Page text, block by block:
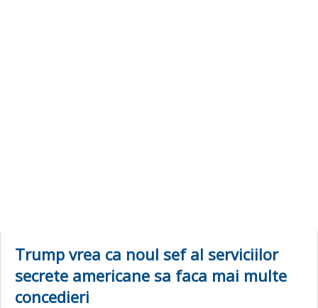
Trump vrea ca noul sef al serviciilor
secrete americane sa faca mai multe
concedieri